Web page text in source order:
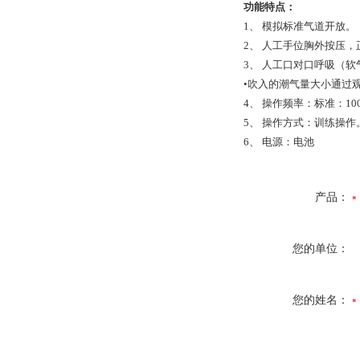
功能特点：
1、 模拟标准气道开放。
2、 人工手位胸外按压
3、 人工口对口呼吸（软
•吹入的潮气量大小通过
4、 操作频率：标准：
5、 操作方式：训练操作
6、 电源：电池
产品：
您的单位：
您的姓名：